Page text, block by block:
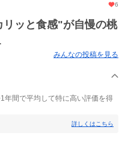
6
ッと食感"が自慢の桃
みんなの投稿を見る
年間で平均して特に高い評価を得
詳しくはこちら